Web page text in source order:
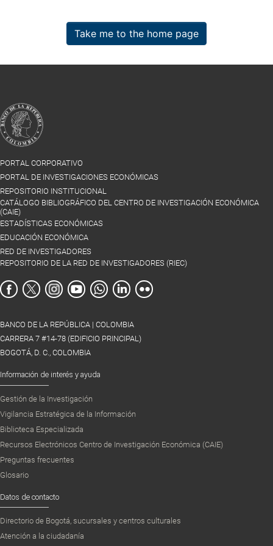
Take me to the home page
PORTAL CORPORATIVO
PORTAL DE INVESTIGACIONES ECONÓMICAS
REPOSITORIO INSTITUCIONAL
CATÁLOGO BIBLIOGRÁFICO DEL CENTRO DE INVESTIGACIÓN ECONÓMICA
(CAIE)
ESTADÍSTICAS ECONÓMICAS
EDUCACIÓN ECONÓMICA
RED DE INVESTIGADORES
REPOSITORIO DE LA RED DE INVESTIGADORES (RIEC)
BANCO DE LA REPÚBLICA | COLOMBIA
CARRERA 7 #14-78 (EDIFICIO PRINCIPAL)
BOGOTÁ, D. C., COLOMBIA
Información de interés y ayuda
Gestión de la Investigación
Vigilancia Estratégica de la Información
Biblioteca Especializada
Recursos Electrónicos Centro de Investigación Económica (CAIE)
Preguntas frecuentes
Glosario
Datos de contacto
Directorio de Bogotá, sucursales y centros culturales
Atención a la ciudadanía